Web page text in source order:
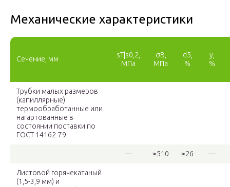
Механические характеристики
Сечение, мм sТ |s0,2
МПа
σB
МПа
d5
%
y,
%
Трубки малых размеров
(капиллярные)
термообработанные или
нагартованные в
состоянии поставки по
ГОСТ 14162-79
— ≥510 ≥26 —
Листовой горячекатаный
(1,5-3,9 мм) и